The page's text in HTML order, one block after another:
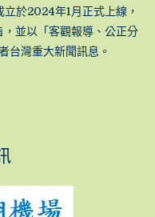
於2024年1月正式上線，
並以「客觀報導、公正分
台灣重大新聞訊息。